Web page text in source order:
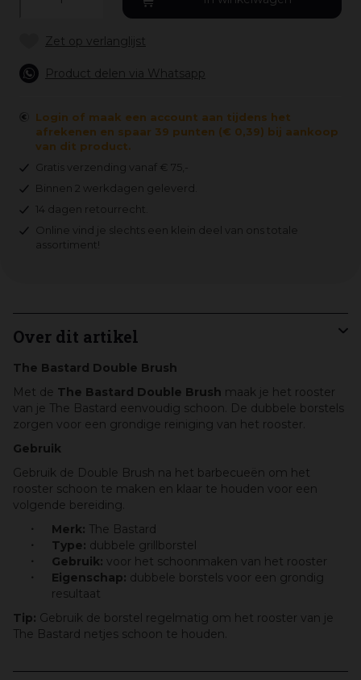
Product delen via Whatsapp
Login of maak een account aan tijdens het
afrekenen en spaar 39 punten (€ 0,39) bij aankoop
van dit product.
Gratis verzending vanaf € 75,-
Binnen 2 werkdagen geleverd.
14 dagen retourrecht.
Online vind je slechts een klein deel van ons totale
assortiment!
Over dit artikel
The Bastard Double Brush
Met de The Bastard Double Brush maak je het rooster
van je The Bastard eenvoudig schoon. De dubbele borstels
zorgen voor een grondige reiniging van het rooster.
Gebruik
Gebruik de Double Brush na het barbecueën om het
rooster schoon te maken en klaar te houden voor een
volgende bereiding.
Merk: The Bastard
Type: dubbele grillborstel
Gebruik: voor het schoonmaken van het rooster
Eigenschap: dubbele borstels voor een grondig
resultaat
Tip: Gebruik de borstel regelmatig om het rooster van je
The Bastard netjes schoon te houden.